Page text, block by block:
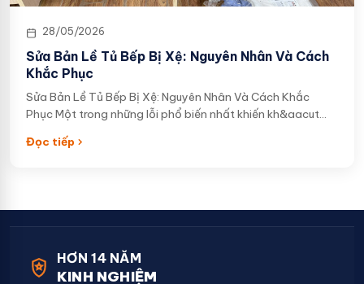
28/05/2026
Sửa Bản Lề Tủ Bếp Bị Xệ: Nguyên Nhân Và Cách
Khắc Phục
Sửa Bản Lề Tủ Bếp Bị Xệ: Nguyên Nhân Và Cách Khắc
Phục Một trong những lỗi phổ biến nhất khiến kh&aacut…
Đọc tiếp
HƠN 14 NĂM
KINH NGHIỆM